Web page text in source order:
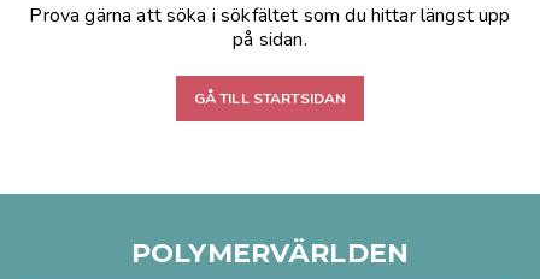
Prova gärna att söka i sökfältet som du hittar längst upp
på sidan.
GÅ TILL STARTSIDAN
POLYMERVÄRLDEN